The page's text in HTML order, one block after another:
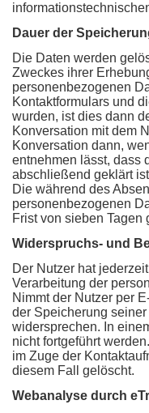
Dauer der
Die Daten werden
Zweckes ihrer
personenbezogenen
Kontaktformulars und
wurden, ist dies dann
Konversation mit dem
Konversation dann,
entnehmen lässt, dass
abschließend geklärt
Die während des
personenbezogenen
Frist von sieben Tagen
Widerspruchs- und
Der Nutzer hat
Verarbeitung der
Nimmt der Nutzer per
der Speicherung
widersprechen. In
nicht fortgeführt
im Zuge der
diesem Fall gelöscht.
Webanalyse durch